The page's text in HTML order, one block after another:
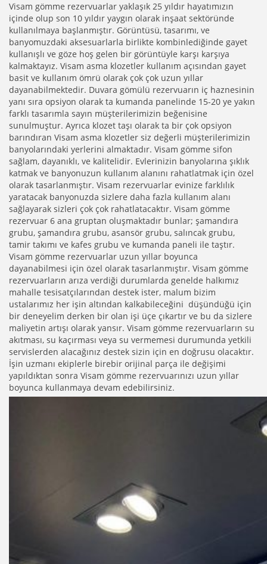
Visam gömme rezervuarlar yaklaşık 25 yıldır hayatımızın
içinde olup son 10 yıldır yaygın olarak inşaat sektöründe
kullanılmaya başlanmıştır. Görüntüsü, tasarımı, ve
banyomuzdaki aksesuarlarla birlikte kombinlediğinde gayet
kullanışlı ve göze hoş gelen bir görüntüyle karşı karşıya
kalmaktayız. Visam asma klozetler kullanım açısından gayet
basit ve kullanım ömrü olarak çok çok uzun yıllar
dayanabilmektedir. Duvara gömülü rezervuarın iç haznesinin
yanı sıra opsiyon olarak ta kumanda panelinde 15-20 ye yakın
farklı tasarımla sayın müşterilerimizin beğenisine
sunulmuştur. Ayrıca klozet taşı olarak ta bir çok opsiyon
barındıran Visam asma klozetler siz değerli müşterilerimizin
banyolarındaki yerlerini almaktadır. Visam gömme sifon
sağlam, dayanıklı, ve kalitelidir. Evlerinizin banyolarına şıklık
katmak ve banyonuzun kullanım alanını rahatlatmak için özel
olarak tasarlanmıştır. Visam rezervuarlar evinize farklılık
yaratacak banyonuzda sizlere daha fazla kullanım alanı
sağlayarak sizleri çok çok rahatlatacaktır. Visam gömme
rezervuar 6 ana gruptan oluşmaktadır bunlar; şamandıra
grubu, şamandıra grubu, asansör grubu, salıncak grubu,
tamir takımı ve kafes grubu ve kumanda paneli ile taştır.
Visam gömme rezervuarlar uzun yıllar boyunca
dayanabilmesi için özel olarak tasarlanmıştır. Visam gömme
rezervuarların arıza verdiği durumlarda genelde halkımız
mahalle tesisatçılarından destek ister, malum bizim
ustalarımız her işin altından kalkabileceğini düşündüğü için
bir deneyelim derken bir olan işi üçe çıkartır ve bu da sizlere
maliyetin artışı olarak yansır. Visam gömme rezervuarların su
akıtması, su kaçırması veya su vermemesi durumunda yetkili
servislerden alacağınız destek sizin için en doğrusu olacaktır.
İşin uzmanı ekiplerle birebir orijinal parça ile değişimi
yapıldıktan sonra Visam gömme rezervuarınızı uzun yıllar
boyunca kullanmaya devam edebilirsiniz.